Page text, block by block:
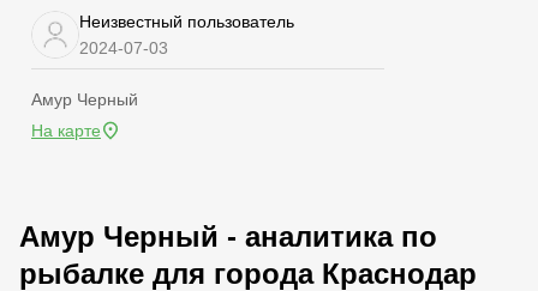
Неизвестный пользователь
2024-07-03
Амур Черный
На карте
Амур Черный - аналитика по
рыбалке для города Краснодар